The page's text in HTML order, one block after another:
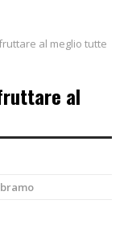
al meglio tutte
al